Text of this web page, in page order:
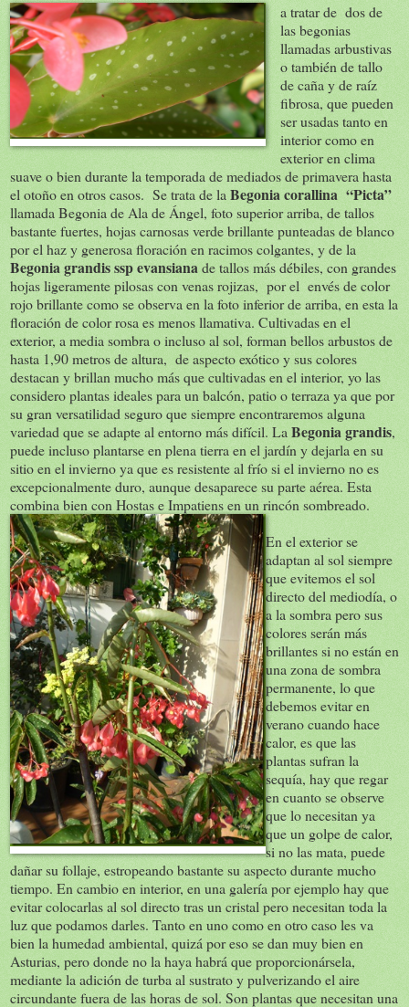
a tratar de dos de
las begonias
llamadas arbustivas
o también de tallo
de caña y de raíz
fibrosa, que pueden
ser usadas tanto en
interior como en
exterior en clima
suave o bien durante la temporada de mediados de primavera hasta
el otoño en otros casos. Se trata de la Begonia corallina “Picta”
llamada Begonia de Ala de Ángel, foto superior arriba, de tallos
bastante fuertes, hojas carnosas verde brillante punteadas de blanco
por el haz y generosa floración en racimos colgantes, y de la
Begonia grandis ssp evansianade tallos más débiles, con grandes
hojas ligeramente pilosas con venas rojizas, por el envés de color
rojo brillante como se observa en la foto inferior de arriba, en esta la
floración de color rosa es menos llamativa. Cultivadas en el
exterior, a media sombra o incluso al sol, forman bellos arbustos de
hasta 1,90 metros de altura, de aspecto exótico y sus colores
destacan y brillan mucho más que cultivadas en el interior, yo las
considero plantas ideales para un balcón, patio o terraza ya que por
su gran versatilidad seguro que siempre encontraremos alguna
variedad que se adapte al entorno más difícil. La Begonia grandis,
puede incluso plantarse en plena tierra en el jardín y dejarla en su
sitio en el invierno ya que es resistente al frío si el invierno no es
excepcionalmente duro, aunque desaparece su parte aérea. Esta
combina bien con Hostas e Impatiens en un rincón sombreado.
En el exterior se
adaptan al sol siempre
que evitemos el sol
directo del mediodía, o
a la sombra pero sus
colores serán más
brillantes si no están en
una zona de sombra
permanente, lo que
debemos evitar en
verano cuando hace
calor, es que las
plantas sufran la
sequía, hay que regar
en cuanto se observe
que lo necesitan ya
que un golpe de calor,
si no las mata, puede
dañar su follaje, estropeando bastante su aspecto durante mucho
tiempo. En cambio en interior, en una galería por ejemplo hay que
evitar colocarlas al sol directo tras un cristal pero necesitan toda la
luz que podamos darles. Tanto en uno como en otro caso les va
bien la humedad ambiental, quizá por eso se dan muy bien en
Asturias, pero donde no la haya habrá que proporcionársela,
mediante la adición de turba al sustrato y pulverizando el aire
circundante fuera de las horas de sol. Son plantas que necesitan una